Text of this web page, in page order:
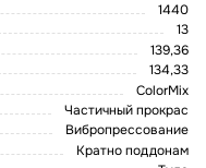
1440
13
139,36
134,33
ColorMix
Частичный прокрас
Вибропрессование
Кратно поддонам